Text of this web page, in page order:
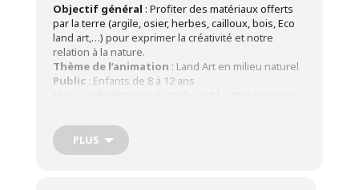
Objectif général : Profiter des matériaux offerts
par la terre (argile, osier, herbes, cailloux, bois, Eco
land art,…) pour exprimer la créativité et notre
relation à la nature.
Thème de l’animation : Land Art en milieu naturel
Public : Enfants de 8 à 12 ans
Date :Samedi 3 juin 2023 (autre date possible :
samedi 10 juin 2023)
Horaire: De 9h30 à 15h30
PLUS